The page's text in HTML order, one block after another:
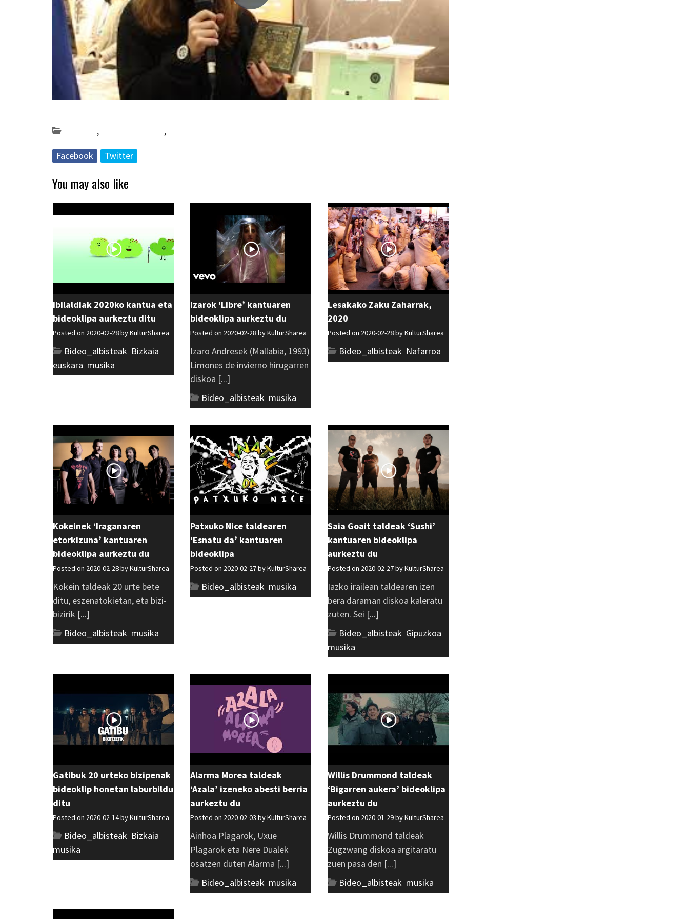
, ,
Facebook Twitter
You may also like
Ibilaldiak 2020ko kantua eta
bideoklipa aurkeztu ditu
Posted on 2020-02-28 byKulturSharea
Bideo_albisteak Bizkaia
euskara musika
Izarok ‘Libre’ kantuaren
bideoklipa aurkeztu du
Posted on 2020-02-28 byKulturSharea
Izaro Andresek (Mallabia, 1993)
Limones de invierno hirugarren
diskoa [...]
Bideo_albisteak musika
Lesakako Zaku Zaharrak,
2020
Posted on 2020-02-28 byKulturSharea
Bideo_albisteak Nafarroa
Kokeinek ‘Iraganaren
etorkizuna’ kantuaren
bideoklipa aurkeztu du
Posted on 2020-02-28 byKulturSharea
Kokein taldeak 20 urte bete
ditu, eszenatokietan, eta bizi-
bizirik [...]
Bideo_albisteak musika
Patxuko Nice taldearen
‘Esnatu da’ kantuaren
bideoklipa
Posted on 2020-02-27 byKulturSharea
Bideo_albisteak musika
Saia Goait taldeak ‘Sushi’
kantuaren bideoklipa
aurkeztu du
Posted on 2020-02-27 byKulturSharea
Iazko irailean taldearen izen
bera daraman diskoa kaleratu
zuten. Sei [...]
Bideo_albisteak Gipuzkoa
musika
Gatibuk 20 urteko bizipenak
bideoklip honetan laburbildu
ditu
Posted on 2020-02-14 byKulturSharea
Bideo_albisteak Bizkaia
musika
Alarma Morea taldeak
‘Azala’ izeneko abesti berria
aurkeztu du
Posted on 2020-02-03 byKulturSharea
Ainhoa Plagarok, Uxue
Plagarok eta Nere Dualek
osatzen duten Alarma [...]
Bideo_albisteak musika
Willis Drummond taldeak
‘Bigarren aukera’ bideoklipa
aurkeztu du
Posted on 2020-01-29 byKulturSharea
Willis Drummond taldeak
Zugzwang diskoa argitaratu
zuen pasa den [...]
Bideo_albisteak musika